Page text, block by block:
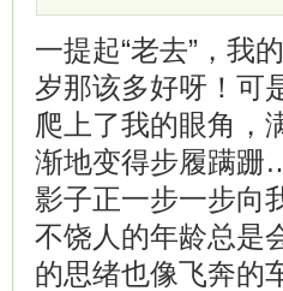
一提起“老去”，我
岁那该多好呀！可
爬上了我的眼角，
渐地变得步履蹒
影子正一步一步向
不饶人的年龄总是
的思绪也像飞奔的